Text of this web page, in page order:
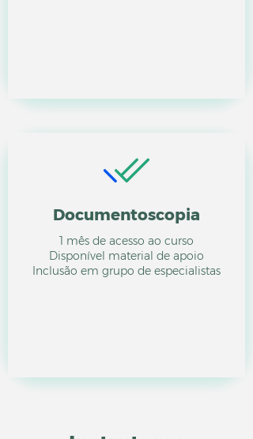
Documentoscopia
1 mês de acesso ao curso
Disponível material de apoio
Inclusão em grupo de especialistas